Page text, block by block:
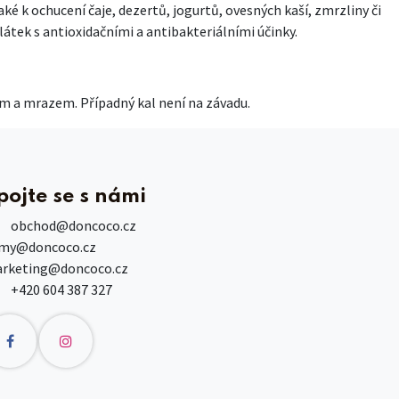
k ochucení čaje, dezertů, jogurtů, ovesných kaší, zmrzliny či
s antioxidačními a antibakteriálními účinky.
a mrazem. Případný kal není na závadu.
se s námi
obchod@doncoco.cz
+420 604 387 327